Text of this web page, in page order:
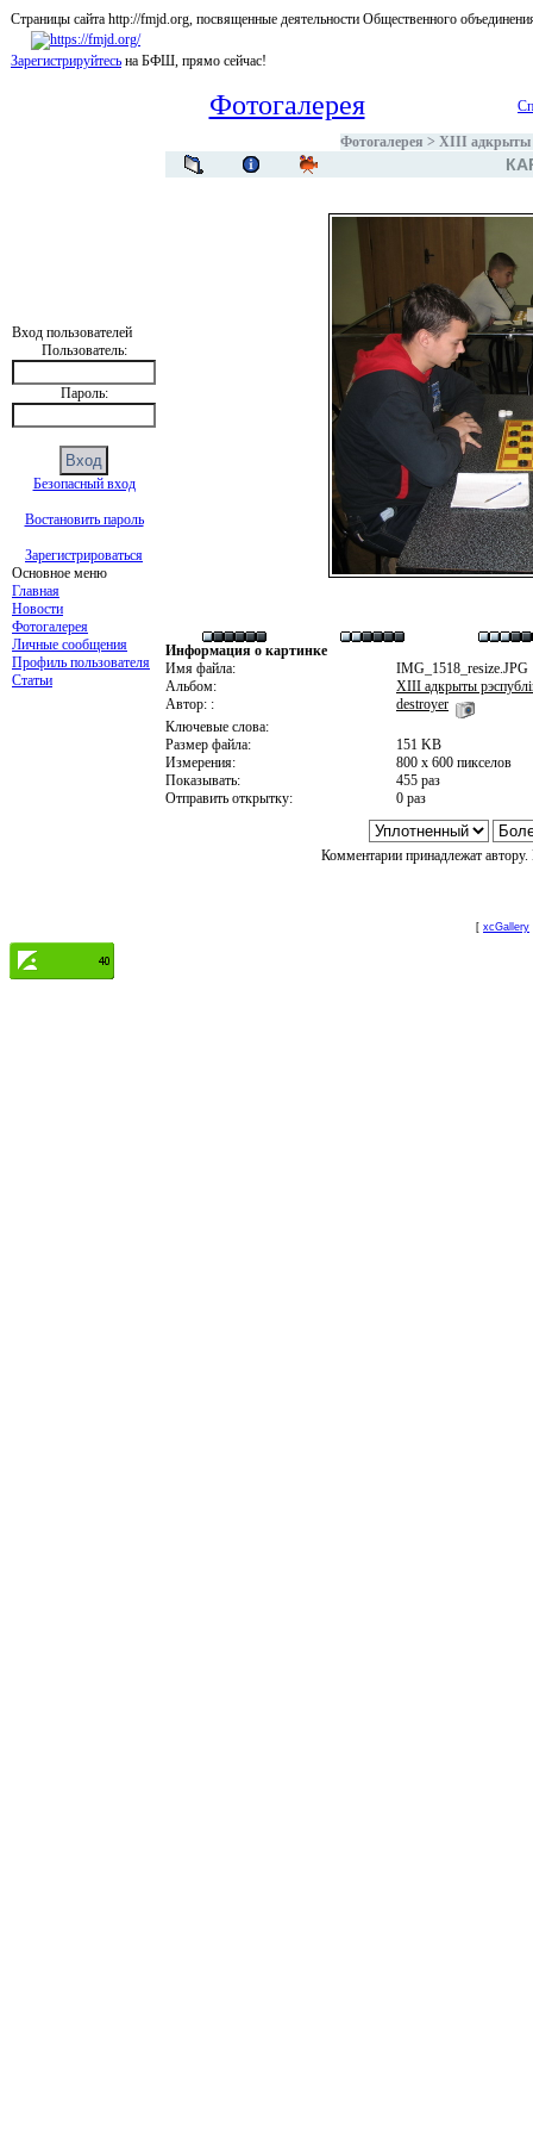
Страницы сайта http://fmjd.org, посвященные деятельности Общественного
Зарегистрируйтесь на БФШ, прямо сейчас!
Вход пользователей
Пользователь:
Пароль:
Безопасный вход
Востановить пароль
Зарегистрироваться
Основное меню
Главная
Новости
Фотогалерея
Личные сообщения
Профиль пользователя
Статьи
Фотогалерея
Фотогалерея > XIII адкрыты
Информация о картинке
Имя файла:
IMG_1518_resize.JPG
Альбом:
XIII адкрыты
Автор: :
destroyer
Ключевые слова:
Размер файла:
151 KB
Измерения:
800 x 600 пикселов
Показывать:
455 раз
Отправить открытку:
0 раз
Комментарии принадлежат
[ xcGallery